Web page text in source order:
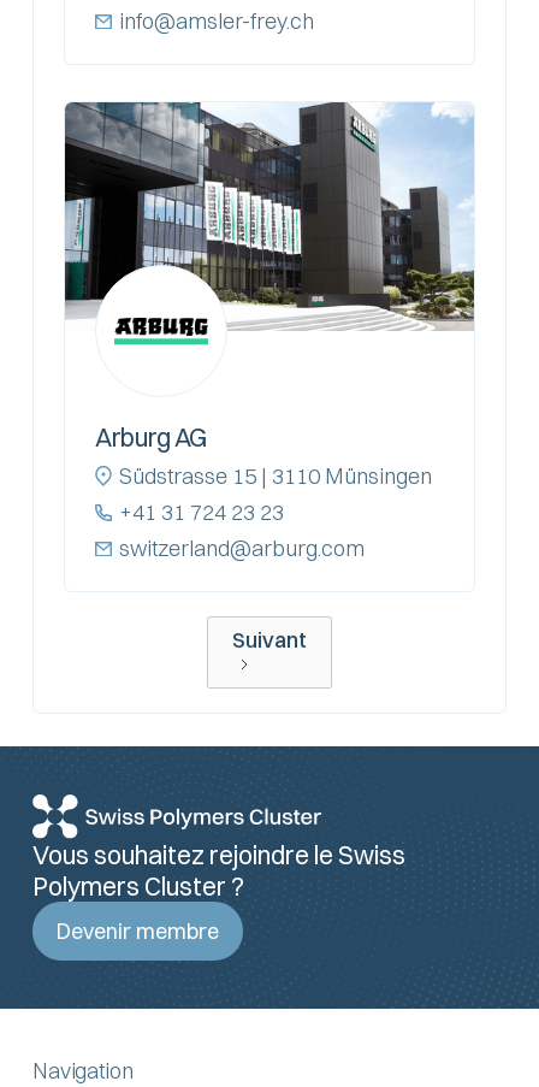
info@amsler-frey.ch
Arburg AG
Südstrasse 15 | 3110 Münsingen
+41 31 724 23 23
switzerland@arburg.com
Suivant
Vous souhaitez rejoindre le Swiss
Polymers Cluster ?
Devenir membre
Navigation